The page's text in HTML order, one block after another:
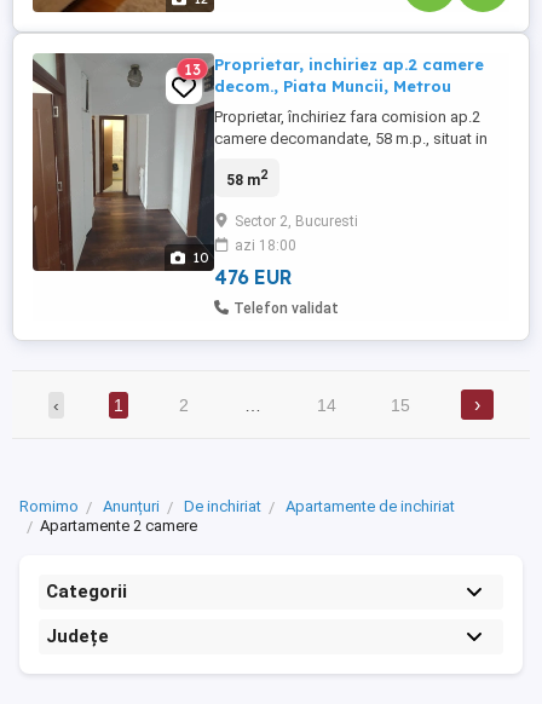
10
13
Proprietar, inchiriez ap.2 camere
decom., Piata Muncii, Metrou
Proprietar, închiriez fara comision ap.2
camere decomandate, 58 m.p., situat in
Muncii. Este anvelopat, dotat cu geamuri
repartitoare de căldură și contor cu
transmitere consum la distanta, doua
balcoane, doua debarale, zugrăvit ...
58 m2
Sector 2, Bucuresti
azi 18:00
476 EUR
Telefon validat
‹ 1 2 14 15 ›
Romimo Anunțuri De inchiriat
Apartamente de inchiriat
Apartamente 2 camere
Categorii
Județe